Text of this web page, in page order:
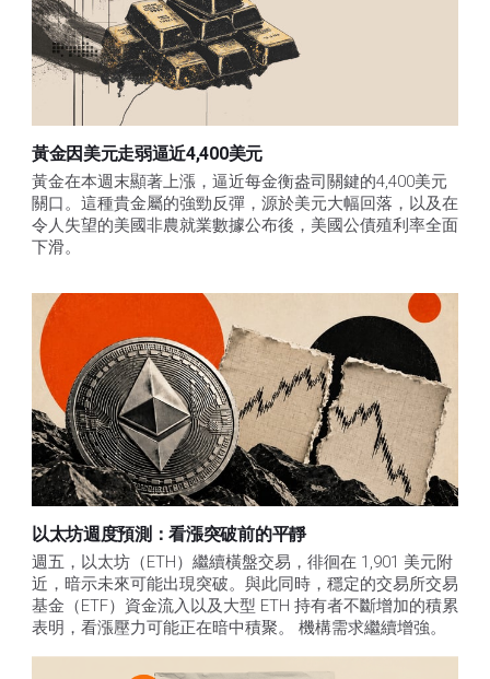
黃金因美元走弱逼近4,400美元
黃金在本週末顯著上漲，逼近每金衡盎司關鍵的4,400美元
關口。這種貴金屬的強勁反彈，源於美元大幅回落，以及在
令人失望的美國非農就業數據公布後，美國公債殖利率全面
下滑。
以太坊週度預測：看漲突破前的平靜
週五，以太坊（ETH）繼續橫盤交易，徘徊在 1,901 美元附
近，暗示未來可能出現突破。與此同時，穩定的交易所交易
基金（ETF）資金流入以及大型 ETH 持有者不斷增加的積累
表明，看漲壓力可能正在暗中積聚。 機構需求繼續增強。